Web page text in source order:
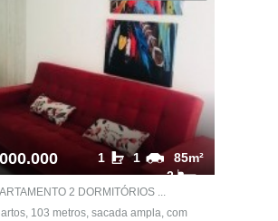
85m²
1
1
2
2 DORMITÓRIOS ...
103 metros, sacada ampla, com